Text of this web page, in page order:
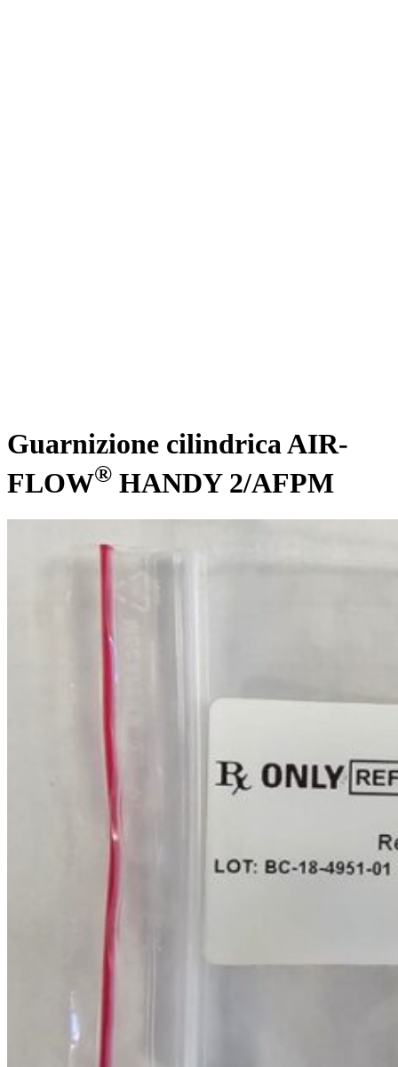
Guarnizione cilindrica AIR-
FLOW® HANDY 2/AFPM